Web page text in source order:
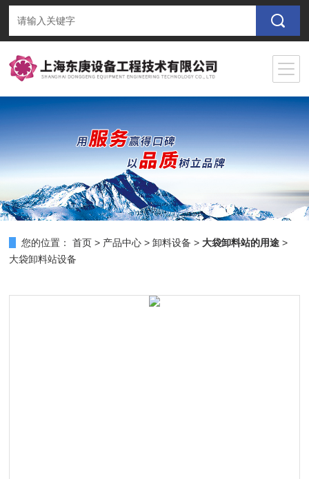
您的位置： 首页 > 产品中心 >卸料设备 > 大袋卸料站的用途 >
大袋卸料站设备